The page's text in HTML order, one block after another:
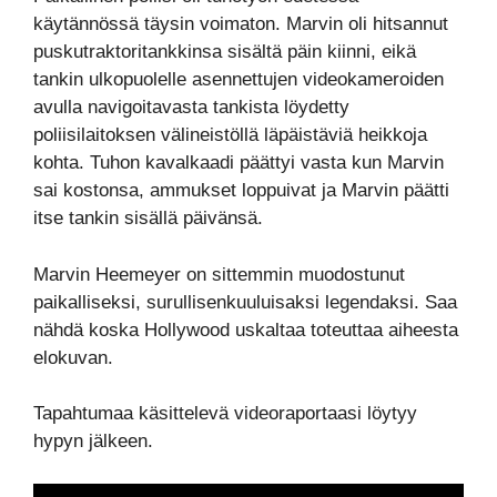
käytännössä täysin voimaton. Marvin oli hitsannut
puskutraktoritankkinsa sisältä päin kiinni, eikä
tankin ulkopuolelle asennettujen videokameroiden
avulla navigoitavasta tankista löydetty
poliisilaitoksen välineistöllä läpäistäviä heikkoja
kohta. Tuhon kavalkaadi päättyi vasta kun Marvin
sai kostonsa, ammukset loppuivat ja Marvin päätti
itse tankin sisällä päivänsä.
Marvin Heemeyer on sittemmin muodostunut
paikalliseksi, surullisenkuuluisaksi legendaksi. Saa
nähdä koska Hollywood uskaltaa toteuttaa aiheesta
elokuvan.
Tapahtumaa käsittelevä videoraportaasi löytyy
hypyn jälkeen.